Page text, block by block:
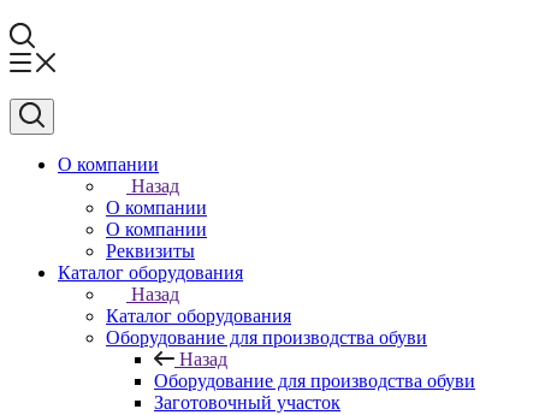
О компании
Назад
О компании
О компании
Реквизиты
Каталог оборудования
Назад
Каталог оборудования
Оборудование для производства обуви
Назад
Оборудование для производства обуви
Заготовочный участок